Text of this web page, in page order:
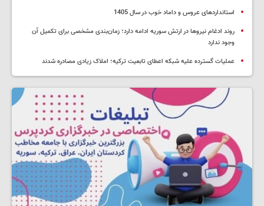
استانداردهای عروس و داماد خوب در سال 1405
روند ادغام نیروها در ارتش سوریه ادامه دارد؛ زمان‌بندی مشخصی برای تکمیل آن
وجود ندارد
عملیات گسترده علیه شبکه اعطای تابعیت ترکیه؛ املاک زیادی مصادره شدند